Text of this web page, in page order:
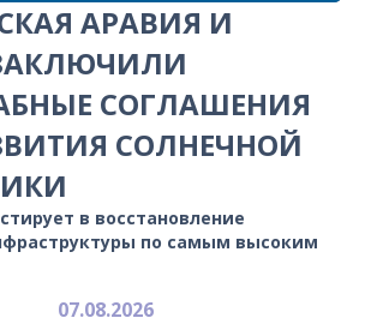
АРАВИЯ И
СОГЛАШЕНИЯ
СОЛНЕЧНОЙ
в восстановление
по самым высоким
07.08.2026